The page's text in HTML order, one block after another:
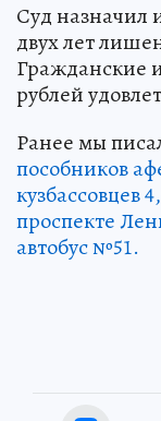
Суд назначил
двух лет
Гражданские
рублей
Ранее мы
пособников
кузбассовцев
проспекте
автобус №51.